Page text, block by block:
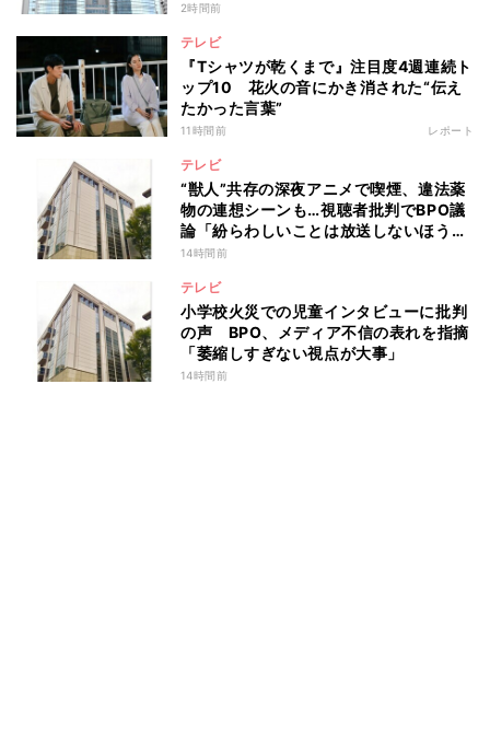
2時間前
テレビ
『Tシャツが乾くまで』注目度4週連続ト
ップ10 花火の音にかき消された“伝え
たかった言葉”
11時間前 レポート
テレビ
“獣人”共存の深夜アニメで喫煙、違法薬
物の連想シーンも…視聴者批判でBPO議
論「紛らわしいことは放送しないほう
が」
14時間前
テレビ
小学校火災での児童インタビューに批判
の声 BPO、メディア不信の表れを指摘
「萎縮しすぎない視点が大事」
14時間前